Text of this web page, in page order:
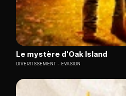
Le mystère d'Oak Island
DIVERTISSEMENT EVASION